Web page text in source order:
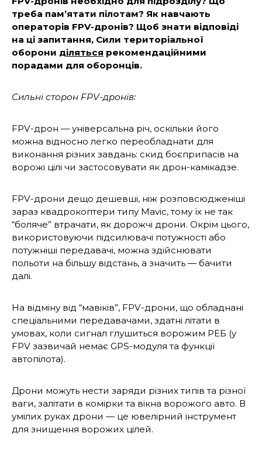
треба пам’ятати пілотам? Як навчають
операторів FPV-дронів? Щоб знати відповіді
на ці запитання, Сили територіальної
оборони діляться рекомендаційними
порадами для оборонців.
Сильні сторон FPV-дронів:
FPV-дрон — універсальна річ, оскільки його
можна відносно легко переобладнати для
виконання різних завдань: скид боєприпасів на
ворожі цілі чи застосовувати як дрон-камі­кадзе.
FPV-дрони дещо дешевші, ніж розповсюдже­ніші
зараз квадрокоптери типу Mavic, тому їх не так
“боляче” втрачати, як дорожчі дрони. Окрім цього,
використовуючи підсилювачі потужності або
потужніші передавачі, мож­на здійснювати
польоти на більшу відстань, а значить — бачити
далі.
На відміну від “мавіків”, FPV-дрони, що об­ладнані
спеціальними передавачами, здатні літати в
умовах, коли сигнал глушиться во­рожим РЕБ (у
FPV зазвичай немає GPS-моду­ля та функції
автопілота).
Дрони можуть нести заряди різних типів та різної
ваги, залітати в комірки та вікна ворожого авто. В
умілих руках дрони — це ювелірний інструмент
для знищення воро­жих цілей.